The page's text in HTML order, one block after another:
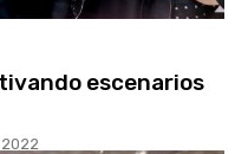
escenarios